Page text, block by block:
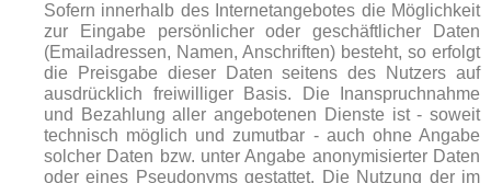
Sofern innerhalb des Internetangebotes die Möglichkeit
zur Eingabe persönlicher oder geschäftlicher Daten
(Emailadressen, Namen, Anschriften) besteht, so erfolgt
die Preisgabe dieser Daten seitens des Nutzers auf
ausdrücklich freiwilliger Basis. Die Inanspruchnahme
und Bezahlung aller angebotenen Dienste ist - soweit
technisch möglich und zumutbar - auch ohne Angabe
solcher Daten bzw. unter Angabe anonymisierter Daten
oder eines Pseudonyms gestattet. Die Nutzung der im